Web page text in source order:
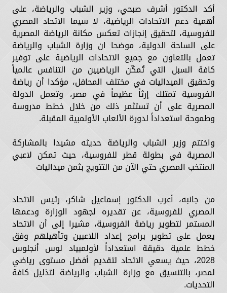
أكد الدكتور أشرف صبحي، وزير الشباب والرياضة، على
أهمية دعم الاتحادات الرياضية، لا سيما الاتحاد المصري
للفروسية، لتحقيق إنجازات تعكس مكانة الرياضة المصرية
على الساحة الدولية، موضحا ان وزارة الشباب والرياضة
تعمل بالتعاون مع جميع الاتحادات الرياضية على توفير
كافة السبل التي تُمكّن الرياضيين من التنافس عالمياً
وتحقيق الميداليات في مختلف المحافل، مؤكدا أن رياضة
الفروسية تمتلك إرثاً عظيماً في مصر، وتعمل الدولة
المصرية على أن تستثمر ذلك من خلال خطط مدروسة
وطموحة استعداداً لدورة الألعاب الأولمبية المقبلة.
واختتم وزير الشباب والرياضة حديثه مشيدا بالمشاركة
المصرية في بطولة قطر للفروسية، حيث تمكن لاعبي
المنتخب المصري حتي الآن من التتويج بثمن ميداليات
من جانبه، أعرب الدكتور إسماعيل شاكر، رئيس الاتحاد
المصري للفروسية، عن تقديره لجهود الوزارة ودعمها
المستمر لتطوير رياضة الفروسية، مشيرا إلى أن الاتحاد
يعمل على تطوير برامج إعداد اللاعبين وتأهيلهم وفق
خطط علمية دقيقة استعداداً لأولمبياد لوس أنجلوس
2028، حيث يسعي الاتحاد لتقديم أفضل مستوى رياضي
لمصر، بالتنسيق مع وزارة الشباب والرياضة لتذليل كافة
التحديات.